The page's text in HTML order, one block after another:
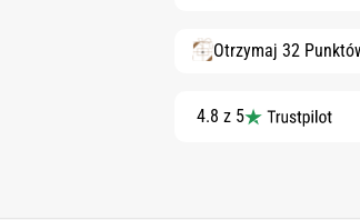
Otrzymaj 32
4.8 z 5